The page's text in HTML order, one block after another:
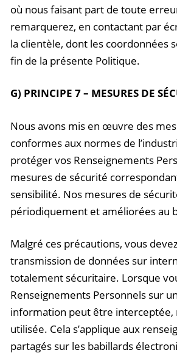
où nous faisant part de toute
remarquerez, en contactant par
la clientèle, dont les coordonnées
fin de la présente Politique.
G) PRINCIPE 7 – MESURES DE
Nous avons mis en œuvre des
conformes aux normes de
protéger vos Renseignements
mesures de sécurité
sensibilité. Nos mesures de
périodiquement et améliorées au
Malgré ces précautions, vous
transmission de données sur
totalement sécuritaire. Lorsque
Renseignements Personnels sur
information peut être interceptée,
utilisée. Cela s’applique aux
partagés sur les babillards